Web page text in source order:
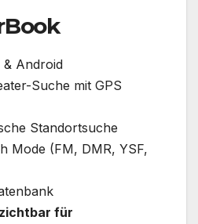
& Android
Suche mit GPS
Standortsuche
Mode (FM, DMR, YSF,
für